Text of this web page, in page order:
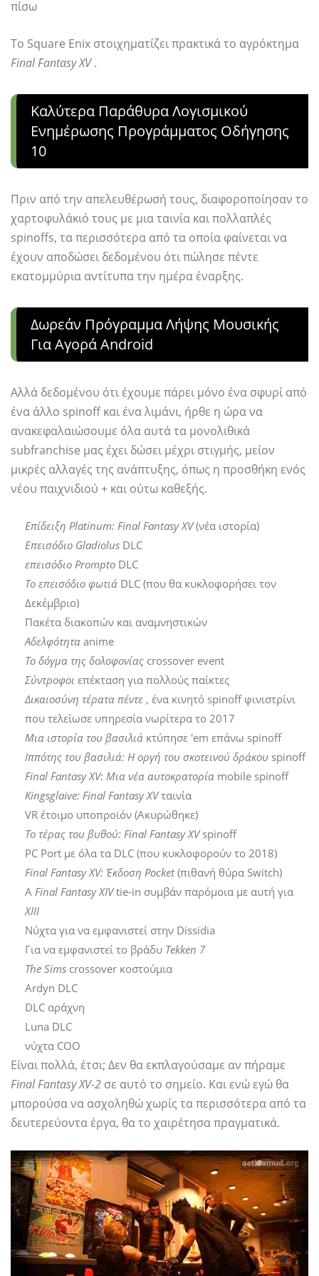
πίσω
Το Square Enix στοιχηματίζει πρακτικά το αγρόκτημα
Final Fantasy XV.
Καλύτερα Παράθυρα Λογισμικού
Ενημέρωσης Προγράμματος Οδήγησης
10
Πριν από την απελευθέρωσή τους, διαφοροποίησαν το
χαρτοφυλάκιό τους με μια ταινία και πολλαπλές
spinoffs, τα περισσότερα από τα οποία φαίνεται να
έχουν αποδώσει δεδομένου ότι πώλησε πέντε
εκατομμύρια αντίτυπα την ημέρα έναρξης.
Δωρεάν Πρόγραμμα Λήψης Μουσικής
Για Αγορά Android
Αλλά δεδομένου ότι έχουμε πάρει μόνο ένα σφυρί από
ένα άλλο spinoff και ένα λιμάνι, ήρθε η ώρα να
ανακεφαλαιώσουμε όλα αυτά τα μονολιθικά
subfranchise μας έχει δώσει μέχρι στιγμής, μείον
μικρές αλλαγές της ανάπτυξης, όπως η προσθήκη ενός
νέου παιχνιδιού + και ούτω καθεξής.
Επίδειξη Platinum: Final Fantasy XV (νέα ιστορία)
Επεισόδιο Gladiolus DLC
επεισόδιο Prompto DLC
Το επεισόδιο φωτιά DLC (που θα κυκλοφορήσει τον
Δεκέμβριο)
Πακέτα διακοπών και αναμνηστικών
Αδελφότητα anime
Το δόγμα της δολοφονίας crossover event
Σύντροφοι επέκταση για πολλούς παίκτες
Δικαιοσύνη τέρατα πέντε , ένα κινητό spinoff φινιστρίνι
που τελείωσε υπηρεσία νωρίτερα το 2017
Μια ιστορία του βασιλιά κτύπησε 'em επάνω spinoff
Ιππότης του βασιλιά: Η οργή του σκοτεινού δράκου spinoff
Final Fantasy XV: Μια νέα αυτοκρατορία mobile spinoff
Kingsglaive: Final Fantasy XVταινία
VR έτοιμο υποπροϊόν (Ακυρώθηκε)
Το τέρας του βυθού: Final Fantasy XVspinoff
PC Port με όλα τα DLC (που κυκλοφορούν το 2018)
Final Fantasy XV: Έκδοση Pocket(πιθανή θύρα Switch)
Α Final Fantasy XIVtie-in συμβάν παρόμοια με αυτή για
XIII
Νύχτα για να εμφανιστεί στην Dissidia
Για να εμφανιστεί το βράδυ Tekken 7
The Sims crossover κοστούμια
Ardyn DLC
DLC αράχνη
Luna DLC
νύχτα COO
Είναι πολλά, έτσι; Δεν θα εκπλαγούσαμε αν πήραμε
Final Fantasy XV-2 σε αυτό το σημείο. Και ενώ εγώ θα
μπορούσα να ασχοληθώ χωρίς τα περισσότερα από τα
δευτερεύοντα έργα, θα το χαιρέτησα πραγματικά.